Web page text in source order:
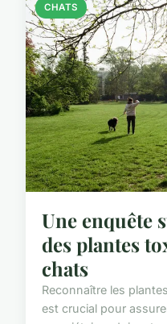
CHATS
Une enquête
des plantes
chats
Reconnaître les
est crucial pour